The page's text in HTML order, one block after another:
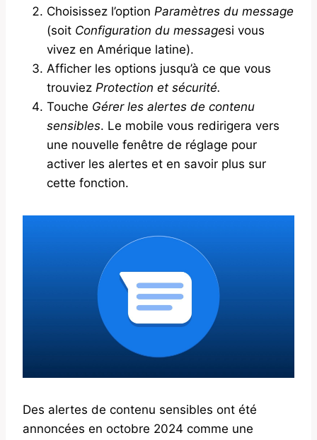
Choisissez l’option Paramètres du message
(soit Configuration du messagesi vous
vivez en Amérique latine).
Afficher les options jusqu’à ce que vous
trouviez Protection et sécurité.
Touche Gérer les alertes de contenu
sensibles. Le mobile vous redirigera vers
une nouvelle fenêtre de réglage pour
activer les alertes et en savoir plus sur
cette fonction.
Des alertes de contenu sensibles ont été
annoncées en octobre 2024 comme une